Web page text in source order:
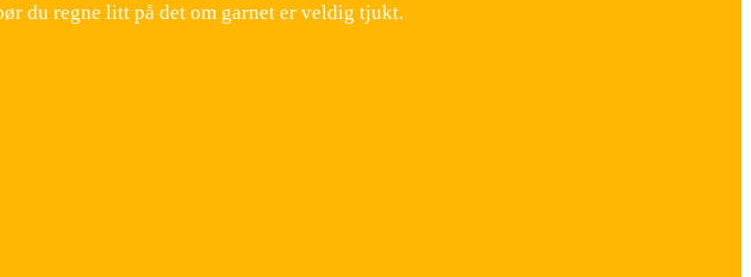
du regne litt på det om garnet er veldig tjukt.